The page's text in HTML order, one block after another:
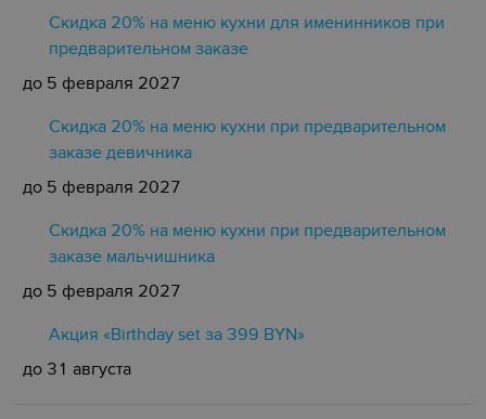
Скидка 20% на меню кухни для именинников при
предварительном заказе
до 5 февраля 2027
Скидка 20% на меню кухни при предварительном
заказе девичника
до 5 февраля 2027
Скидка 20% на меню кухни при предварительном
заказе мальчишника
до 5 февраля 2027
Акция «Birthday set за 399 BYN»
до 31 августа